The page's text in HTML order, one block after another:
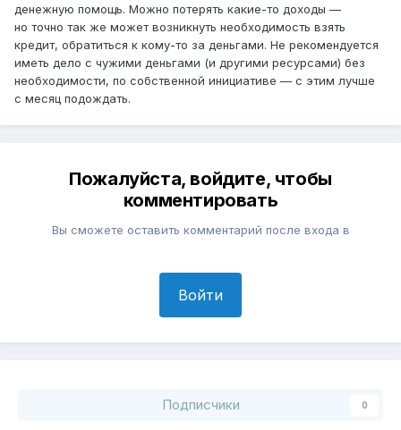
денежную помощь. Можно потерять какие-то доходы —
но точно так же может возникнуть необходимость взять
кредит, обратиться к кому-то за деньгами. Не рекомендуется
иметь дело с чужими деньгами (и другими ресурсами) без
необходимости, по собственной инициативе — с этим лучше
с месяц подождать.
Пожалуйста, войдите, чтобы
комментировать
Вы сможете оставить комментарий после входа в
Войти
Подписчики 0